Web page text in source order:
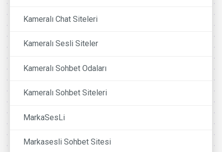
Kameralı Chat Siteleri
Kameralı Sesli Siteler
Kameralı Sohbet Odaları
Kameralı Sohbet Siteleri
MarkaSesLi
Markasesli Sohbet Sitesi